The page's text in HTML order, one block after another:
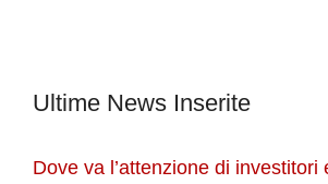
Ultime News Inserite
Dove va l’attenzione di investitori